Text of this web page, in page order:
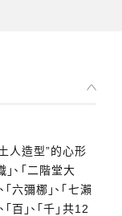
人造型”的心形
、「二階堂大
「六彌梛」、「七瀨
百」、「千」共12